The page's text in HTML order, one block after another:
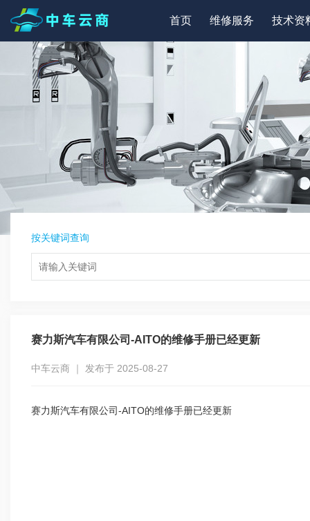
首页 维修服务 技术资
按关键词查询
赛力斯汽车有限公司-AITO的维修手册已经更新
中车云商 ｜ 发布于 2025-08-27
赛力斯汽车有限公司-AITO的维修手册已经更新